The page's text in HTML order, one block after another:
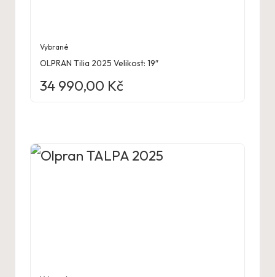
Vybrané
OLPRAN Tilia 2025 Velikost: 19″
34 990,00 Kč